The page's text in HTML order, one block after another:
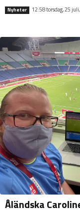
Nyheter 12:58 torsdag, 25
Åländska